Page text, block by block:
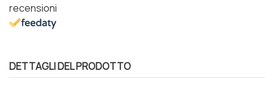
recensioni
DETTAGLI DEL PRODOTTO